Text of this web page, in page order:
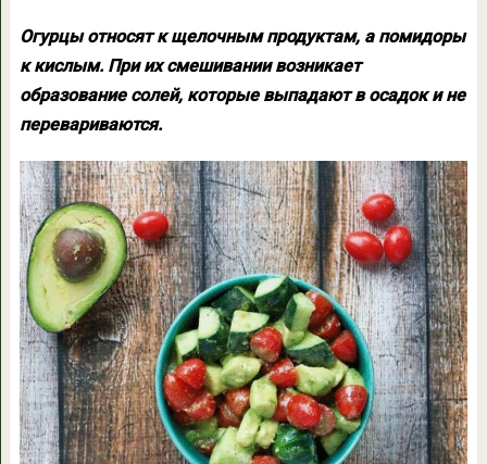
Огурцы относят к щелочным продуктам, а помидоры
к кислым. При их смешивании возникает
образование солей, которые выпадают в осадок и не
перевариваются.